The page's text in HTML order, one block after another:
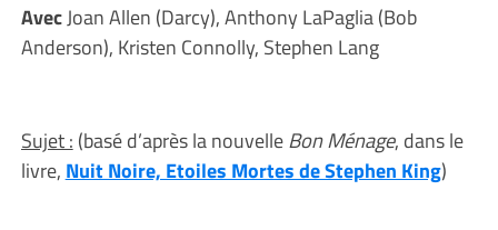
AvecJoan Allen (Darcy), Anthony LaPaglia (Bob
Anderson), Kristen Connolly, Stephen Lang
Sujet : (basé d’après la nouvelleBon Ménage, dans le
livre, Nuit Noire, Etoiles Mortes de Stephen King)